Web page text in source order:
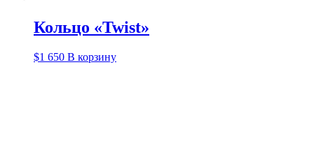
Кольцо «Twist»
$1 650 В корзину